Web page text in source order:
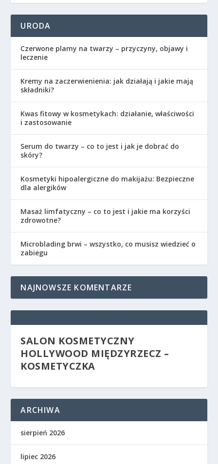
URODA
Czerwone plamy na twarzy – przyczyny, objawy i
leczenie
Kremy na zaczerwienienia: jak działają i jakie mają
składniki?
Kwas fitowy w kosmetykach: działanie, właściwości
i zastosowanie
Serum do twarzy – co to jest i jak je dobrać do
skóry?
Kosmetyki hipoalergiczne do makijażu: Bezpieczne
dla alergików
Masaż limfatyczny – co to jest i jakie ma korzyści
zdrowotne?
Microblading brwi – wszystko, co musisz wiedzieć o
zabiegu
NAJNOWSZE KOMENTARZE
SALON KOSMETYCZNY
HOLLYWOOD MIĘDZYRZECZ –
KOSMETYCZKA
ARCHIWA
sierpień 2026
lipiec 2026